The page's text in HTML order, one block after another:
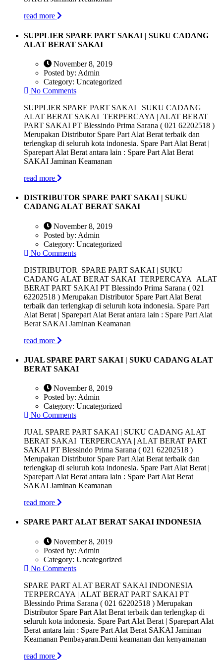
read more
SUPPLIER SPARE PART SAKAI | SUKU CADANG
ALAT BERAT SAKAI
November 8, 2019
Posted by: Admin
Category: Uncategorized
No Comments
SUPPLIER SPARE PART SAKAI | SUKU CADANG
ALAT BERAT SAKAI TERPERCAYA | ALAT BERAT
PART SAKAI PT Blessindo Prima Sarana ( 021 62202518 )
Merupakan Distributor Spare Part Alat Berat terbaik dan
terlengkap di seluruh kota indonesia. Spare Part Alat Berat |
Sparepart Alat Berat antara lain : Spare Part Alat Berat
SAKAI Jaminan Keamanan
read more
DISTRIBUTOR SPARE PART SAKAI | SUKU
CADANG ALAT BERAT SAKAI
November 8, 2019
Posted by: Admin
Category: Uncategorized
No Comments
DISTRIBUTOR SPARE PART SAKAI | SUKU
CADANG ALAT BERAT SAKAI TERPERCAYA | ALAT
BERAT PART SAKAI PT Blessindo Prima Sarana ( 021
62202518 ) Merupakan Distributor Spare Part Alat Berat
terbaik dan terlengkap di seluruh kota indonesia. Spare Part
Alat Berat | Sparepart Alat Berat antara lain : Spare Part Alat
Berat SAKAI Jaminan Keamanan
read more
JUAL SPARE PART SAKAI | SUKU CADANG ALAT
BERAT SAKAI
November 8, 2019
Posted by: Admin
Category: Uncategorized
No Comments
JUAL SPARE PART SAKAI | SUKU CADANG ALAT
BERAT SAKAI TERPERCAYA | ALAT BERAT PART
SAKAI PT Blessindo Prima Sarana ( 021 62202518 )
Merupakan Distributor Spare Part Alat Berat terbaik dan
terlengkap di seluruh kota indonesia. Spare Part Alat Berat |
Sparepart Alat Berat antara lain : Spare Part Alat Berat
SAKAI Jaminan Keamanan
read more
SPARE PART ALAT BERAT SAKAI INDONESIA
November 8, 2019
Posted by: Admin
Category: Uncategorized
No Comments
SPARE PART ALAT BERAT SAKAI INDONESIA
TERPERCAYA | ALAT BERAT PART SAKAI PT
Blessindo Prima Sarana ( 021 62202518 ) Merupakan
Distributor Spare Part Alat Berat terbaik dan terlengkap di
seluruh kota indonesia. Spare Part Alat Berat | Sparepart Alat
Berat antara lain : Spare Part Alat Berat SAKAI Jaminan
Keamanan Pembayaran.Demi keamanan dan kenyamanan
read more